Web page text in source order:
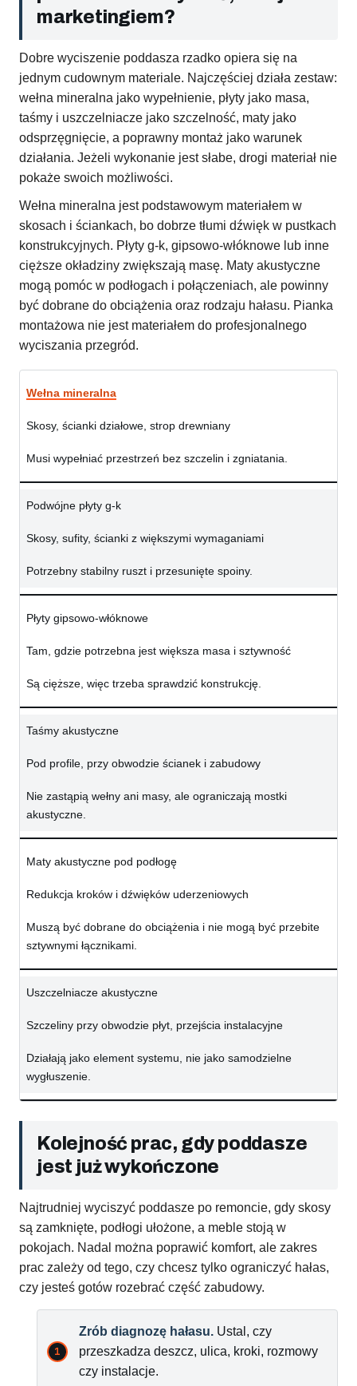
marketingiem?
Dobre wyciszenie poddasza rzadko opiera się na
jednym cudownym materiale. Najczęściej działa zestaw:
wełna mineralna jako wypełnienie, płyty jako masa,
taśmy i uszczelniacze jako szczelność, maty jako
odsprzęgnięcie, a poprawny montaż jako warunek
działania. Jeżeli wykonanie jest słabe, drogi materiał nie
pokaże swoich możliwości.
Wełna mineralna jest podstawowym materiałem w
skosach i ściankach, bo dobrze tłumi dźwięk w pustkach
konstrukcyjnych. Płyty g-k, gipsowo-włóknowe lub inne
cięższe okładziny zwiększają masę. Maty akustyczne
mogą pomóc w podłogach i połączeniach, ale powinny
być dobrane do obciążenia oraz rodzaju hałasu. Pianka
montażowa nie jest materiałem do profesjonalnego
wyciszania przegród.
Wełna mineralna
Skosy, ścianki działowe, strop drewniany
Musi wypełniać przestrzeń bez szczelin i zgniatania.
Podwójne płyty g-k
Skosy, sufity, ścianki z większymi wymaganiami
Potrzebny stabilny ruszt i przesunięte spoiny.
Płyty gipsowo-włóknowe
Tam, gdzie potrzebna jest większa masa i sztywność
Są cięższe, więc trzeba sprawdzić konstrukcję.
Taśmy akustyczne
Pod profile, przy obwodzie ścianek i zabudowy
Nie zastąpią wełny ani masy, ale ograniczają mostki
akustyczne.
Maty akustyczne pod podłogę
Redukcja kroków i dźwięków uderzeniowych
Muszą być dobrane do obciążenia i nie mogą być przebite
sztywnymi łącznikami.
Uszczelniacze akustyczne
Szczeliny przy obwodzie płyt, przejścia instalacyjne
Działają jako element systemu, nie jako samodzielne
wygłuszenie.
Kolejność prac, gdy poddasze
jest już wykończone
Najtrudniej wyciszyć poddasze po remoncie, gdy skosy
są zamknięte, podłogi ułożone, a meble stoją w
pokojach. Nadal można poprawić komfort, ale zakres
prac zależy od tego, czy chcesz tylko ograniczyć hałas,
czy jesteś gotów rozebrać część zabudowy.
Zrób diagnozę hałasu. Ustal, czy
przeszkadza deszcz, ulica, kroki, rozmowy
czy instalacje.